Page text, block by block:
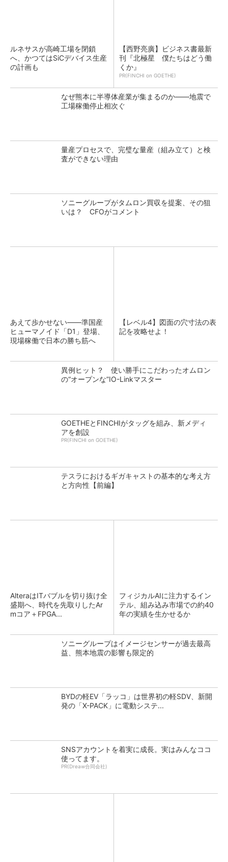
ルネサスが高崎工場を閉鎖
へ、かつてはSiCデバイス生産
の計画も
【西野亮廣】ビジネス書最新
刊『北極星 僕たちはどう働
くか』
PR(FINCHI on GOETHE)
なぜ熊本に半導体産業が集まるのか――地震で
工場稼働停止相次ぐ
量産プロセスで、完璧な量産（組み立て）と検
査ができない理由
ソニーグループがタムロン買収を提案、その狙
いは？ CFOがコメント
あえて歩かせない――準国産
ヒューマノイド「D1」登場、
現場稼働で日本の勝ち筋へ
【レベル4】図面の穴寸法の表
記を攻略せよ！
異例ヒット？ 使い勝手にこだわったオムロン
の“オープンな”IO-Linkマスター
GOETHEとFINCHIがタッグを組み、新メディ
アを創設
PR(FINCHI on GOETHE)
テスラにおけるギガキャストの基本的な考え方
と方向性【前編】
AlteraはITバブルを切り抜け全
盛期へ、時代を先取りしたAr
mコア＋FPGA...
フィジカルAIに注力するイン
テル、組み込み市場での約40
年の実績を生かせるか
ソニーグループはイメージセンサーが過去最高
益、熊本地震の影響も限定的
BYDの軽EV「ラッコ」は世界初の軽SDV、新開
発の「X-PACK」に電動システ...
SNSアカウントを着実に成長。実はみんなココ
使ってます。
PR(Dreaw合同会社)